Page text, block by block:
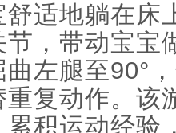
地躺在床
节，带动宝宝
曲左腿至90°
重复动作。该
累积运动经验